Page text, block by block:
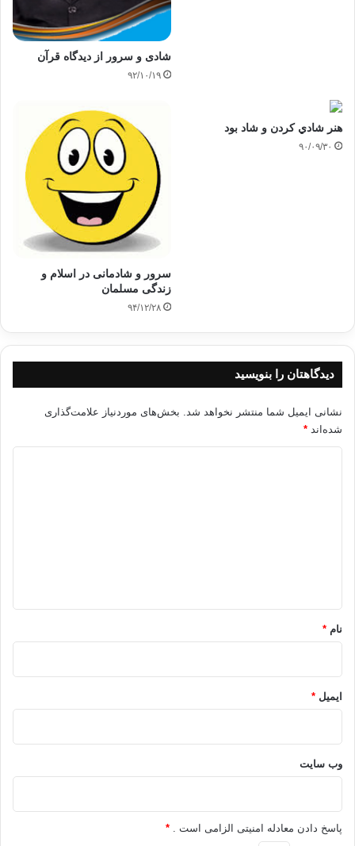
شادی و سرور از دیدگاه قرآن
۹۲/۱۰/۱۹
هنر شادي كردن و شاد بود
۹۰/۰۹/۳۰
سرور و شادمانی در اسلام و
زندگی مسلمان
۹۴/۱۲/۲۸
دیدگاهتان را بنویسید
نشانی ایمیل شما منتشر نخواهد شد. بخش‌های موردنیاز علامت‌گذاری
شده‌اند *
نام *
ایمیل *
وب‌ سایت
پاسخ دادن معادله امنیتی الزامی است . *